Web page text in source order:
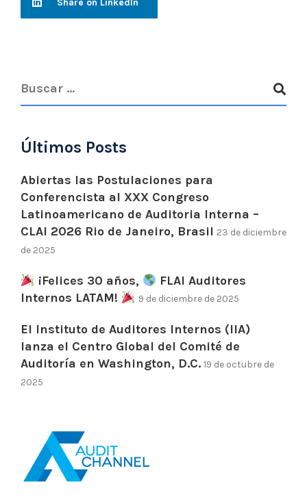
Share on LinkedIn
Últimos Posts
Abiertas las Postulaciones para
Conferencista al XXX Congreso
Latinoamericano de Auditoria Interna –
CLAI 2026 Rio de Janeiro, Brasil 23 de diciembre
de 2025
¡Felices 30 años,
FLAI Auditores
Internos LATAM!
9 de diciembre de 2025
El Instituto de Auditores Internos (IIA)
lanza el Centro Global del Comité de
Auditoría en Washington, D.C. 19 de octubre de
2025